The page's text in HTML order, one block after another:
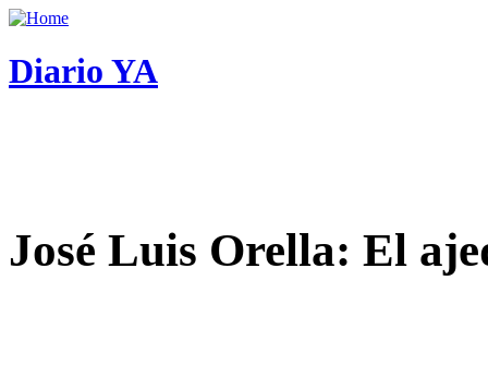
Diario YA
José Luis Orella: El